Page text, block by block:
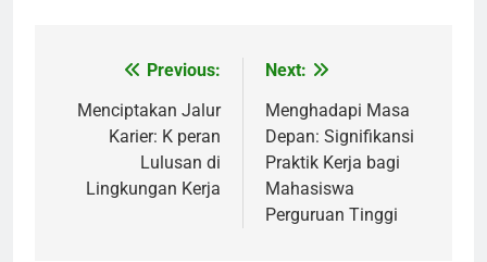
navigation
Previous:
Menciptakan Jalur
Karier: K peran
Lulusan di
Lingkungan Kerja
Next:
Menghadapi Masa
Depan: Signifikansi
Praktik Kerja bagi
Mahasiswa
Perguruan Tinggi